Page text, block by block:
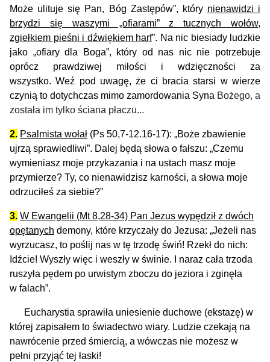
Może ulituje się Pan, Bóg Zastępów”, który nienawidzi i
brzydzi się waszymi „ofiarami” z tucznych wołów,
zgiełkiem pieśni i dźwiękiem harf”. Na nic biesiady ludzkie
jako „ofiary dla Boga”, który od nas nic nie potrzebuje
oprócz prawdziwej miłości i wdzięczności za
wszystko.Weź pod uwagę, że ci bracia starsi w wierze
czynią to dotychczas mimo zamordowania Syna Bożego, a
została im tylko ściana płaczu...
2. Psalmista wołał (Ps 50,7-12.16-17): „Boże zbawienie
ujrzą sprawiedliwi”. Dalej będą słowa o fałszu: „Czemu
wymieniasz moje przykazania i na ustach masz moje
przymierze? Ty, co nienawidzisz karności, a słowa moje
odrzuciłeś za siebie?”
3. W Ewangelii (Mt 8,28-34) Pan Jezus wypędził z dwóch
opętanych demony, które krzyczały do Jezusa: „Jeżeli nas
wyrzucasz, to poślij nas w tę trzodę świń! Rzekł do nich:
Idźcie! Wyszły więc i weszły w świnie. I naraz cała trzoda
ruszyła pędem po urwistym zboczu do jeziora i zginęła
w falach”.
Eucharystia sprawiła uniesienie duchowe (ekstazę) w
której zapisałem to świadectwo wiary. Ludzie czekają na
nawrócenie przed śmiercią, a wówczas nie możesz w
pełni przyjąć tej łaski!